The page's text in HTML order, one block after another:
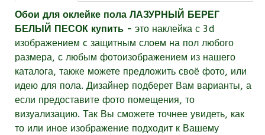
Обои для оклейке пола ЛАЗУРНЫЙ БЕРЕГ
БЕЛЫЙ ПЕСОК купить - это наклейка с 3d
изображением c защитным слоем на пол любого
размера, с любым фотоизображением из нашего
каталога, также можете предложить своё фото, или
идею для пола. Дизайнер подберет Вам варианты, а
если предоставите фото помещения, то
визуализацию. Так Вы сможете точнее увидеть, как
то или иное изображение подходит к Вашему